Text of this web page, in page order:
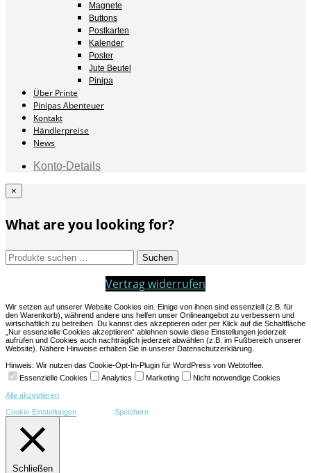
Magnete
Buttons
Postkarten
Kalender
Poster
Jute Beutel
Pinipa
Über Printe
Pinipas Abenteuer
Kontakt
Händlerpreise
News
Konto-Details
×
What are you looking for?
Suchen
Suchen
Vertrag widerrufen
Wir setzen auf unserer Website Cookies ein. Einige von ihnen sind essenziell (z.B. für
den Warenkorb), während andere uns helfen unser Onlineangebot zu verbessern und
wirtschaftlich zu betreiben. Du kannst dies akzeptieren oder per Klick auf die Schaltfläche
„Nur essenzielle Cookies akzeptieren“ ablehnen sowie diese Einstellungen jederzeit
aufrufen und Cookies auch nachträglich jederzeit abwählen (z.B. im Fußbereich unserer
Website). Nähere Hinweise erhalten Sie in unserer Datenschutzerklärung.
Hinweis: Wir nutzen das Cookie-Opt-In-Plugin für WordPress von Webtoffee.
Essenzielle Cookies
Analytics Marketing Nicht notwendige Cookies
Alle akzeptieren
Cookie-Einstellungen
Speichern
Schließen